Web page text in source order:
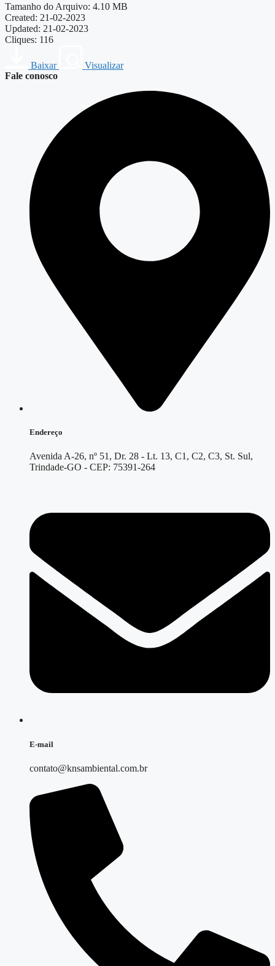
Tamanho do Arquivo: 4.10 MB
Created: 21-02-2023
Updated: 21-02-2023
Cliques: 116
Baixar
Visualizar
Fale conosco
Endereço
Avenida A-26, nº 51, Dr. 28 - Lt. 13, C1, C2, C3, St. Sul,
Trindade-GO - CEP: 75391-264
E-mail
contato@knsambiental.com.br